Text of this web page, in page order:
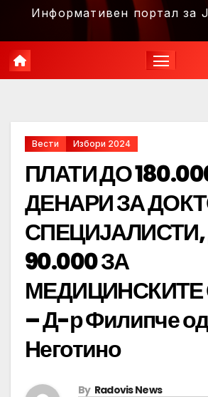
Информативен портал за
Вести Избори 2024
ПЛАТИ ДО
ДЕНАРИ ЗА
90.000 ЗА
МЕДИЦИНСКИТЕ
– Д-р Филипче од
Неготино
By Radovis News